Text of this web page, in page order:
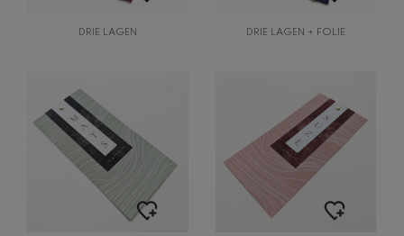
DRIE LAGEN DRIE LAGEN + FOLIE